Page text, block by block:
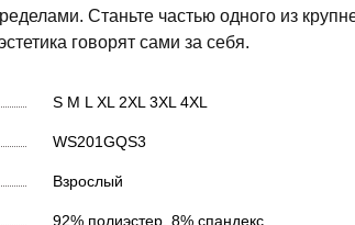
Станьте частью одного из
говорят сами за себя.
SM LXL2XL3XL4XL
WS201GQS3
Взрослый
92% полиэстер, 8% спандекс